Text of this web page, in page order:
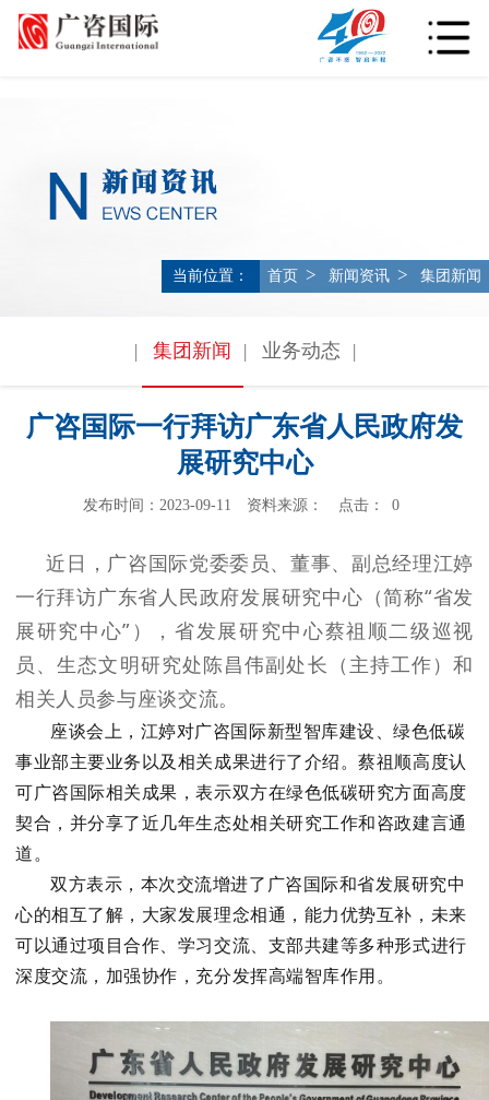
当前位置： 首页 > 新闻资讯 > 集团新闻
| 集团新闻 | 业务动态 |
广咨国际一行拜访广东省人民政府发
展研究中心
发布时间：2023-09-11 资料来源： 点击： 0
近日，广咨国际党委委员、董事、副总经理江婷
一行拜访广东省人民政府发展研究中心（简称“省发
展研究中心”），省发展研究中心蔡祖顺二级巡视
员、生态文明研究处陈昌伟副处长（主持工作）和
相关人员参与座谈交流。
座谈会上，江婷对广咨国际新型智库建设、绿色低碳
事业部主要业务以及相关成果进行了介绍。蔡祖顺高度认
可广咨国际相关成果，表示双方在绿色低碳研究方面高度
契合，并分享了近几年生态处相关研究工作和咨政建言通
道。
双方表示，本次交流增进了广咨国际和省发展研究中
心的相互了解，大家发展理念相通，能力优势互补，未来
可以通过项目合作、学习交流、支部共建等多种形式进行
深度交流，加强协作，充分发挥高端智库作用。